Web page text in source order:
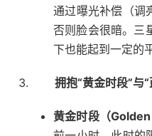
通过曝光补偿（调
否则脸会很暗。三
下也能起到一定的
拥抱“黄金时段”与
黄金时段（Golden